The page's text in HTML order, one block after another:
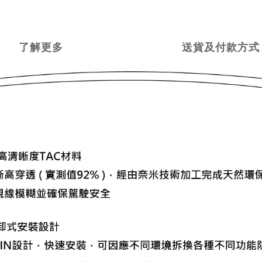
了解更多 送貨及付款方式